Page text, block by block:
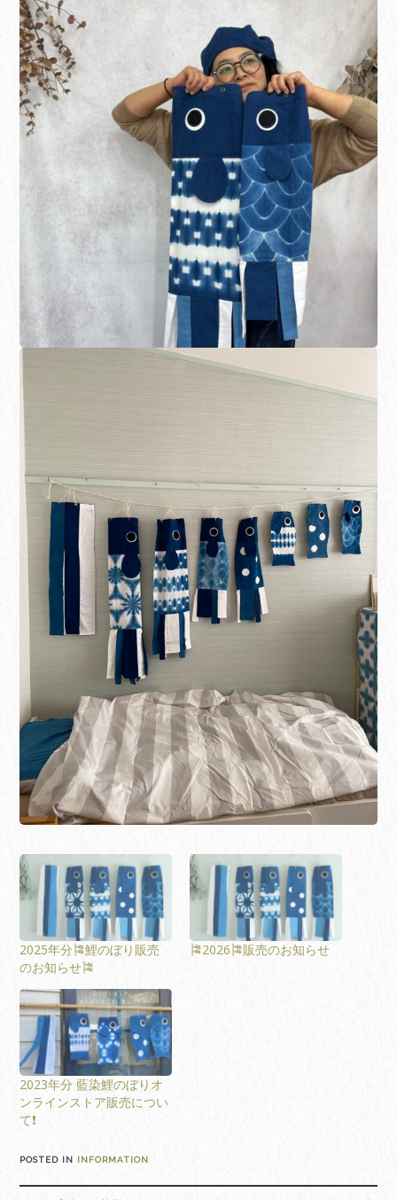
2025年分🎏鯉のぼり販売
のお知らせ🎏
🎏2026🎏販売のお知らせ
2023年分 藍染鯉のぼりオ
ンラインストア販売につい
て❗️
POSTED IN INFORMATION